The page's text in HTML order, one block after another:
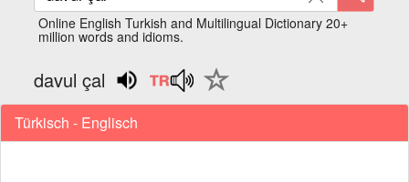
Online English Turkish and Multilingual Dictionary 20+
million words and idioms.
davul çal
Türkisch - Englisch